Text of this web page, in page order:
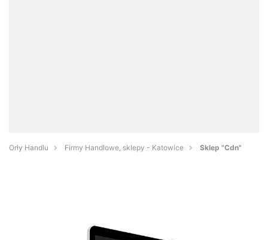
Orły Handlu Firmy Handlowe, sklepy - Katowice Sklep "Cdn"